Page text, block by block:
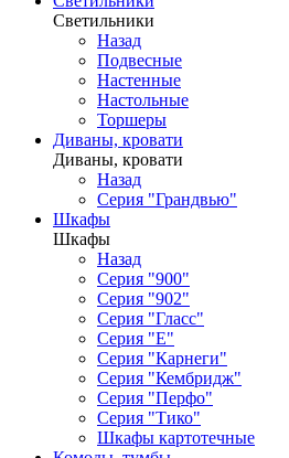
Светильники
Назад
Подвесные
Настенные
Настольные
Торшеры
Диваны, кровати
Диваны, кровати
Назад
Серия "Грандвью"
Шкафы
Шкафы
Назад
Серия "900"
Серия "902"
Серия "Гласс"
Серия "Е"
Серия "Карнеги"
Серия "Кембридж"
Серия "Перфо"
Серия "Тико"
Шкафы картотечные